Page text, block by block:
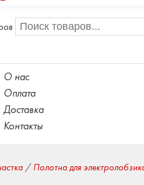
О нас
Оплата
Доставка
Контакты
/Полотна для